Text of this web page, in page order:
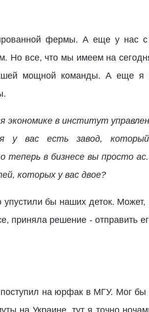
фермы. А еще у нас
Но все, что мы имеем на
мощной команды. А еще я
экономике в институт
у вас есть завод,
теперь в бизнесе вы просто
которых у вас двое?
бы наших деток. Может,
приняла решение - отправить
на юрфак в МГУ. Мог бы
на Украине, тут я точно